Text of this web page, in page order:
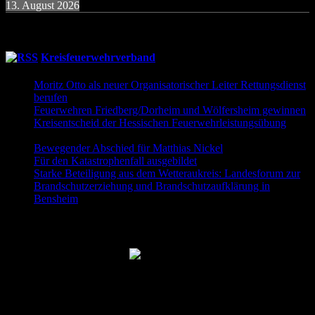
13. August 2026
Kreisfeuerwehrverband
Moritz Otto als neuer Organisatorischer Leiter Rettungsdienst
berufen
Feuerwehren Friedberg/Dorheim und Wölfersheim gewinnen
Kreisentscheid der Hessischen Feuerwehrleistungsübung
Bewegender Abschied für Matthias Nickel
Für den Katastrophenfall ausgebildet
Starke Beteiligung aus dem Wetteraukreis: Landesforum zur
Brandschutzerziehung und Brandschutzaufklärung in
Bensheim